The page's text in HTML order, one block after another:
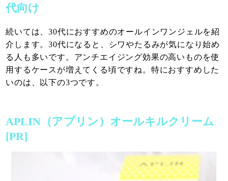
代向け
続いては、30代におすすめのオールインワンジェルを紹
介します。30代になると、シワやたるみが気になり始め
る人も多いです。アンチエイジング効果の高いものを使
用するケースが増えてくる頃ですね。特におすすめした
いのは、以下の3つです。
APLIN（アプリン）オールキルクリーム
[PR]